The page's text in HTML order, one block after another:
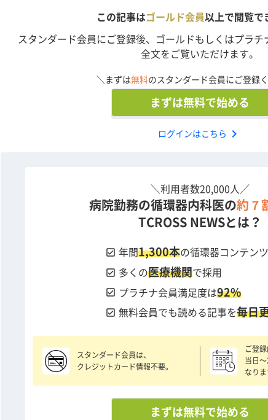
この記事はゴールド会員以上で閲覧で
スタンダード会員にご登録後、ゴールドもしくはプラチ
全文をご覧いただけます。
＼まずは無料のスタンダード会員にご登録
まずは無料で始める
ログインはこちら chevron_right
＼利用者数20,000人／
病院勤務の循環器内科医の約７
TCROSS NEWSとは？
check_box 年間1,300本の循環器コンテン
check_box 多くの医療機関で採用
check_box プラチナ会員満足度は92%
check_box 無料会員でも読める記事を毎日
スタンダード会員は、
クレジットカード情報不要。
ご登録
当日
なりま
まずは無料で始める